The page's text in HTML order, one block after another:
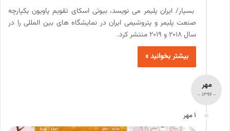
بسپار/ ایران پلیمر می نویسد، بیوتی اسکای تقویم پاویون یکپارچه
صنعت پلیمر و پتروشیمی ایران در نمایشگاه های بین المللی را در
سال 2018 و 2019 منتشر کرد.
بیشتر بخوانید »
مهر
- 1396 -
1 مهر